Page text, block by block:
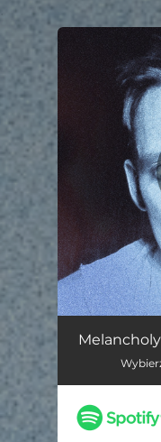
You're
Dotyk